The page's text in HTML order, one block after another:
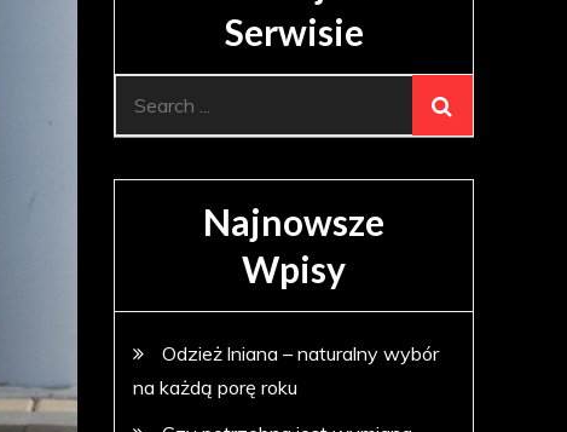
Serwisie
Najnowsze
Wpisy
Odzież lniana – naturalny wybór
na każdą porę roku